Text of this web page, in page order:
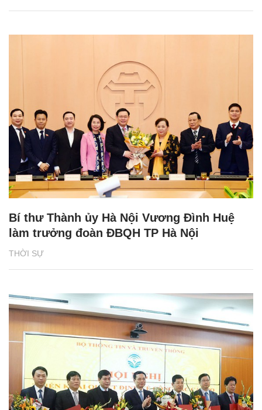
THỜI SỰ
Bí thư Thành ủy Hà Nội Vương Đình Huệ
làm trưởng đoàn ĐBQH TP Hà Nội